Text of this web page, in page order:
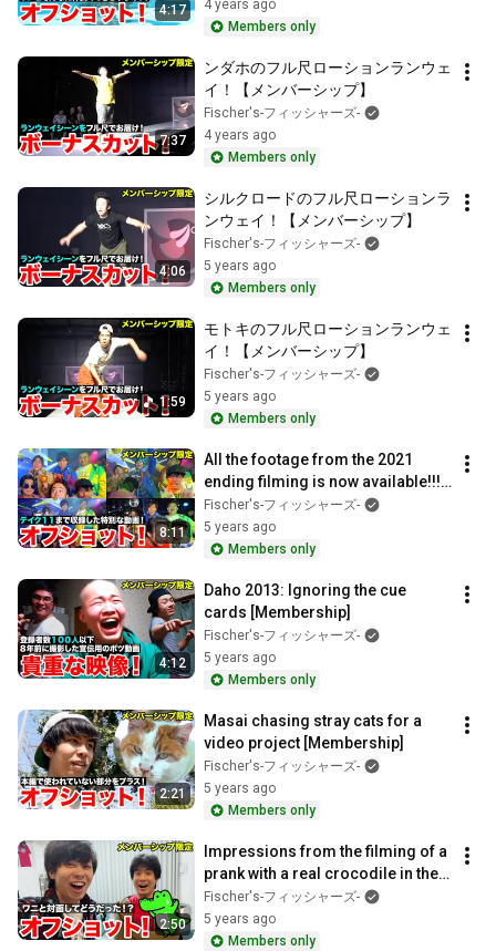
4:17
4 years ago
Members only
7:37
ンダホのフル尺ローションランウェ
イ！【メンバーシップ】
Fischer's-フィッシャーズ-
4 years ago
Members only
4:06
シルクロードのフル尺ローションラ
ンウェイ！【メンバーシップ】
Fischer's-フィッシャーズ-
5 years ago
Members only
1:59
モトキのフル尺ローションランウェ
イ！【メンバーシップ】
Fischer's-フィッシャーズ-
5 years ago
Members only
8:11
All the footage from the 2021
ending filming is now available!!!
[Membership]
Fischer's-フィッシャーズ-
5 years ago
Members only
4:12
Daho 2013: Ignoring the cue
cards [Membership]
Fischer's-フィッシャーズ-
5 years ago
Members only
2:21
Masai chasing stray cats for a
video project [Membership]
Fischer's-フィッシャーズ-
5 years ago
Members only
2:50
Impressions from the filming of a
prank with a real crocodile in the
bathroom [Membership]
Fischer's-フィッシャーズ-
5 years ago
Members only